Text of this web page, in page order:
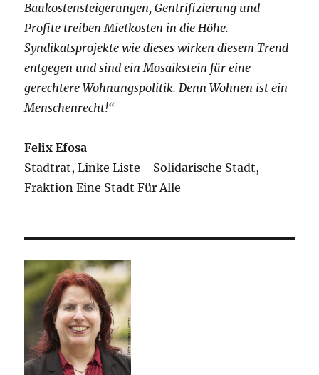
Baukostensteigerungen, Gentrifizierung und
Profite treiben Mietkosten in die Höhe.
Syndikatsprojekte wie dieses wirken diesem Trend
entgegen und sind ein Mosaikstein für eine
gerechtere Wohnungspolitik. Denn Wohnen ist ein
Menschenrecht!“
Felix Efosa
Stadtrat, Linke Liste - Solidarische Stadt,
Fraktion Eine Stadt Für Alle